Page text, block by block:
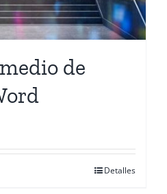
de
Detalles